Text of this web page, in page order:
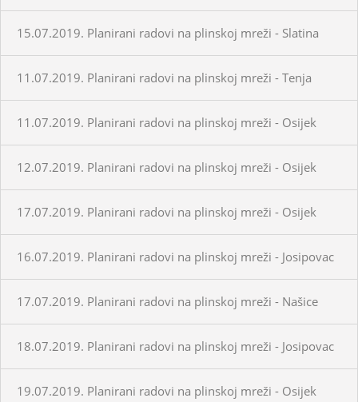
15.07.2019. Planirani radovi na plinskoj mreži - Slatina
11.07.2019. Planirani radovi na plinskoj mreži - Tenja
11.07.2019. Planirani radovi na plinskoj mreži - Osijek
12.07.2019. Planirani radovi na plinskoj mreži - Osijek
17.07.2019. Planirani radovi na plinskoj mreži - Osijek
16.07.2019. Planirani radovi na plinskoj mreži - Josipovac
17.07.2019. Planirani radovi na plinskoj mreži - Našice
18.07.2019. Planirani radovi na plinskoj mreži - Josipovac
19.07.2019. Planirani radovi na plinskoj mreži - Osijek